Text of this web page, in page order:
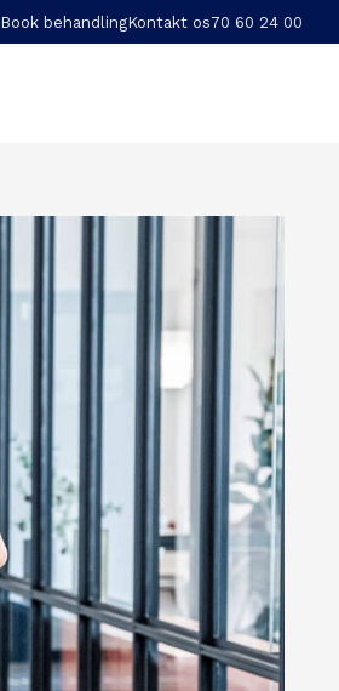
Book behandlingKontakt os70 60 24 00